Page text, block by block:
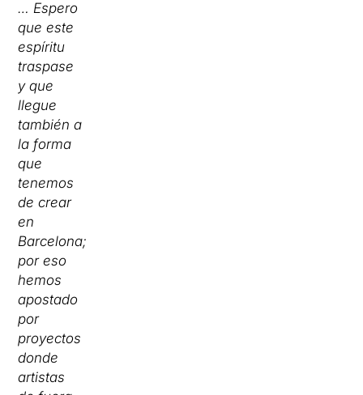
… Espero
que este
espíritu
traspase
y que
llegue
también a
la forma
que
tenemos
de crear
en
Barcelona;
por eso
hemos
apostado
por
proyectos
donde
artistas